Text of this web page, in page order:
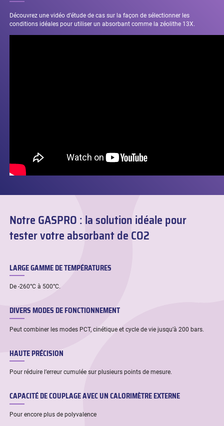
Découvrez une vidéo d’étude de cas sur la façon de sélectionner les
conditions idéales pour utiliser un absorbant comme la zéolithe 13X.
Notre GASPRO : la solution idéale pour
tester votre absorbant de CO2
LARGE GAMME DE TEMPÉRATURES
De -260°C à 500°C.
DIVERS MODES DE FONCTIONNEMENT
Peut combiner les modes PCT, cinétique et cycle de vie jusqu’à 200 bars.
HAUTE PRÉCISION
Pour réduire l’erreur cumulée sur plusieurs points de mesure.
CAPACITÉ DE COUPLAGE AVEC UN CALORIMÈTRE EXTERNE
Pour encore plus de polyvalence